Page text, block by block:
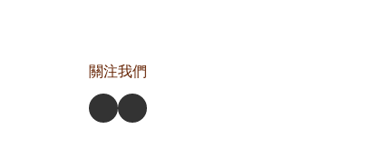
關注我們